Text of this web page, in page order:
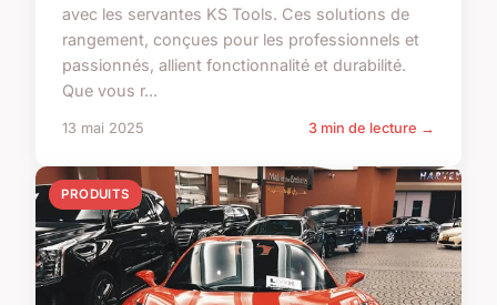
avec les servantes KS Tools. Ces solutions de
rangement, conçues pour les professionnels et
passionnés, allient fonctionnalité et durabilité.
Que vous r...
13 mai 2025 3 min de lecture →
PRODUITS